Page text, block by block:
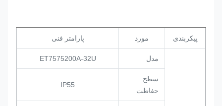
پیکربندی مورد پارامتر فنی
مدل ET7575200A-32U
سطح
حفاظت
IP55